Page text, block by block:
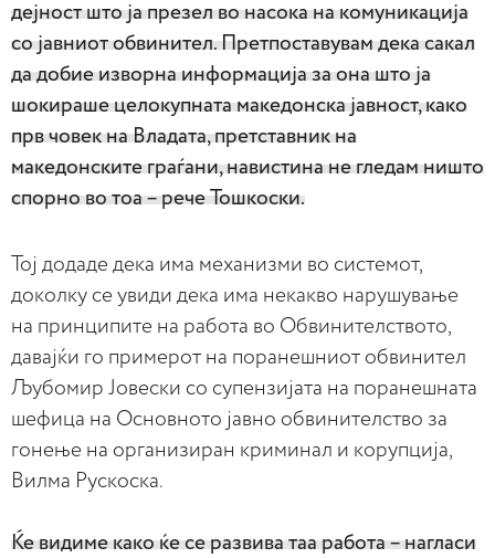
дејност што ја презел во насока на комуникација
со јавниот обвинител. Претпоставувам дека сакал
да добие изворна информација за она што ја
шокираше целокупната македонска јавност, како
прв човек на Владата, претставник на
македонските граѓани, навистина не гледам ништо
спорно во тоа – рече Тошкоски.
Тој додаде дека има механизми во системот,
доколку се увиди дека има некакво нарушување
на принципите на работа во Обвинителството,
давајќи го примерот на поранешниот обвинител
Љубомир Јовески со супензијата на поранешната
шефица на Основното јавно обвинителство за
гонење на организиран криминал и корупција,
Вилма Рускоска.
Ќе видиме како ќе се развива таа работа – нагласи